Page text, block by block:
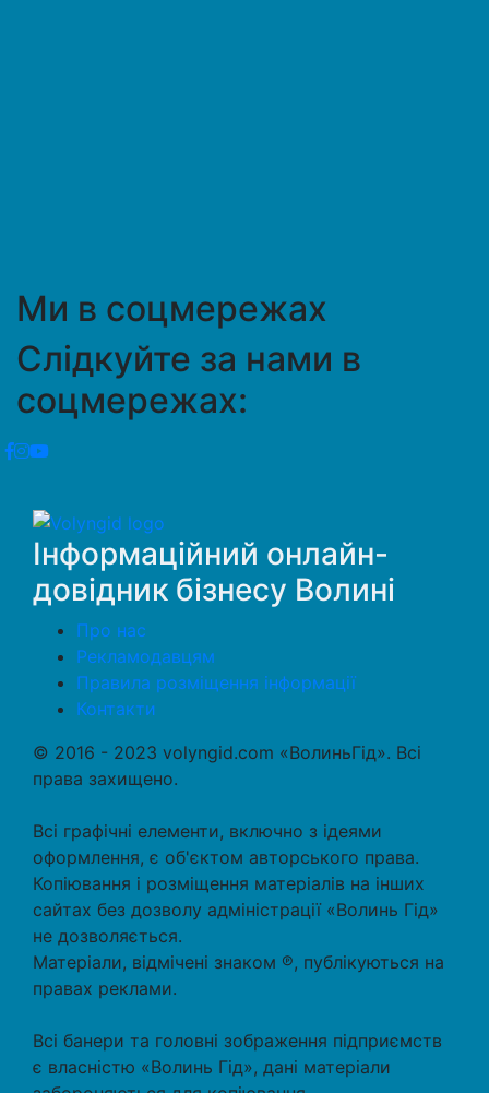
Ми в соцмережах
Слідкуйте за нами в
соцмережах:
Інформаційний онлайн-
довідник бізнесу Волині
Про нас
Рекламодавцям
Правила розміщення інформації
Контакти
© 2016 - 2023 volyngid.com «ВолиньГід». Всі
права захищено.
Всі графічні елементи, включно з ідеями
оформлення, є об'єктом авторського права.
Копіювання і розміщення матеріалів на інших
сайтах без дозволу адміністрації «Волинь Гід»
не дозволяється.
Матеріали, відмічені знаком ℗, публікуються на
правах реклами.
Всі банери та головні зображення підприємств
є власністю «Волинь Гід», дані матеріали